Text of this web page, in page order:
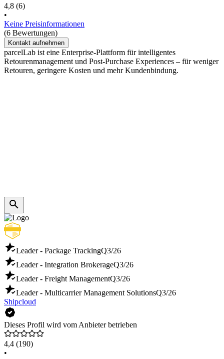
4,8 (6)
•
Keine Preisinformationen
(6 Bewertungen)
Kontakt aufnehmen
parcelLab ist eine Enterprise-Plattform für intelligentes
Retourenmanagement und Post-Purchase Experiences – für weniger
Retouren, geringere Kosten und mehr Kundenbindung.
Leader - Package TrackingQ3/26
Leader - Integration BrokerageQ3/26
Leader - Freight ManagementQ3/26
Leader - Multicarrier Management SolutionsQ3/26
Shipcloud
Dieses Profil wird vom Anbieter betrieben
4,4 (190)
•